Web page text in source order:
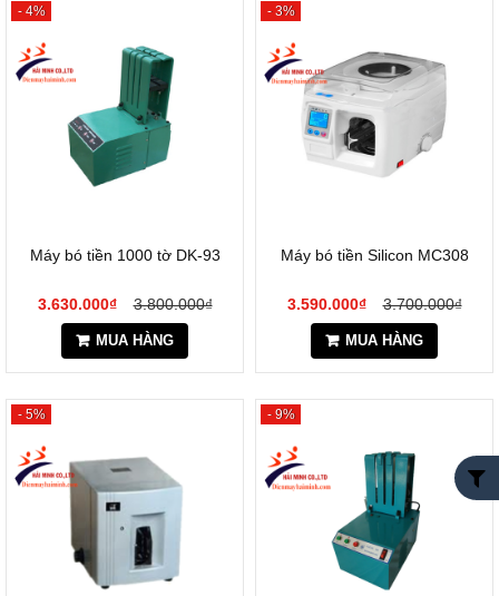
- 4%
Máy bó tiền 1000 tờ DK-93
3.630.000₫ 3.800.000₫
MUA HÀNG
- 3%
Máy bó tiền Silicon MC308
3.590.000₫ 3.700.000₫
MUA HÀNG
- 5% - 9%